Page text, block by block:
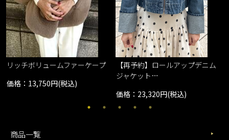
リッチボリュームファーケープ
価格：13,750円(税込)
【再予約】ロールアップデニム
ジャケット…
価格：23,320円(税込)
商品一覧